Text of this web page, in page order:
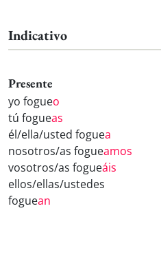
Indicativo
Presente
yo fogueo
tú fogueas
él/ella/usted foguea
nosotros/as fogueamos
vosotros/as fogueáis
ellos/ellas/ustedes
foguean